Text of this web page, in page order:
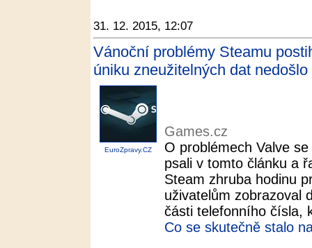
31. 12. 2015, 12:07
Vánoční problémy Steamu
úniku zneužitelných dat
EuroZpravy.CZ
Games.cz
O problémech Valve
psali v tomto článku a
Steam zhruba hodinu
uživatelům zobrazoval
části telefonního čísla,
Co se skutečně stalo